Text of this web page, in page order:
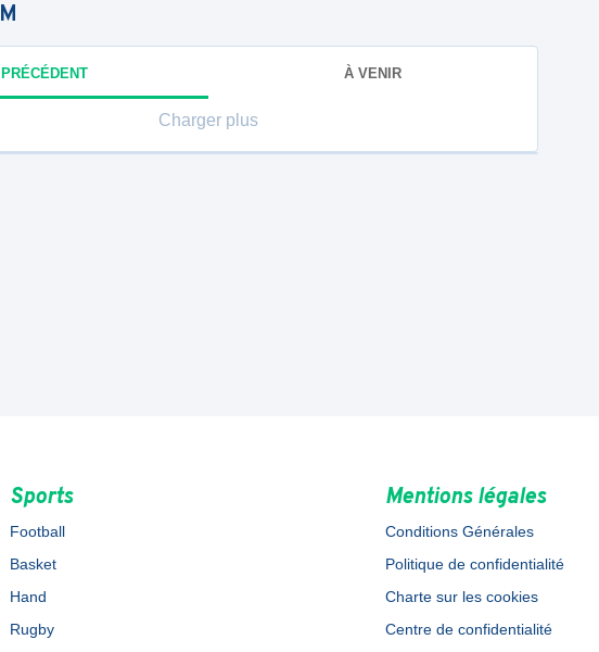
PRÉCÉDENT À VENIR
Charger plus
Sports
Football
Basket
Hand
Rugby
Mentions légales
Conditions Générales
Politique de confidentialité
Charte sur les cookies
Centre de confidentialité